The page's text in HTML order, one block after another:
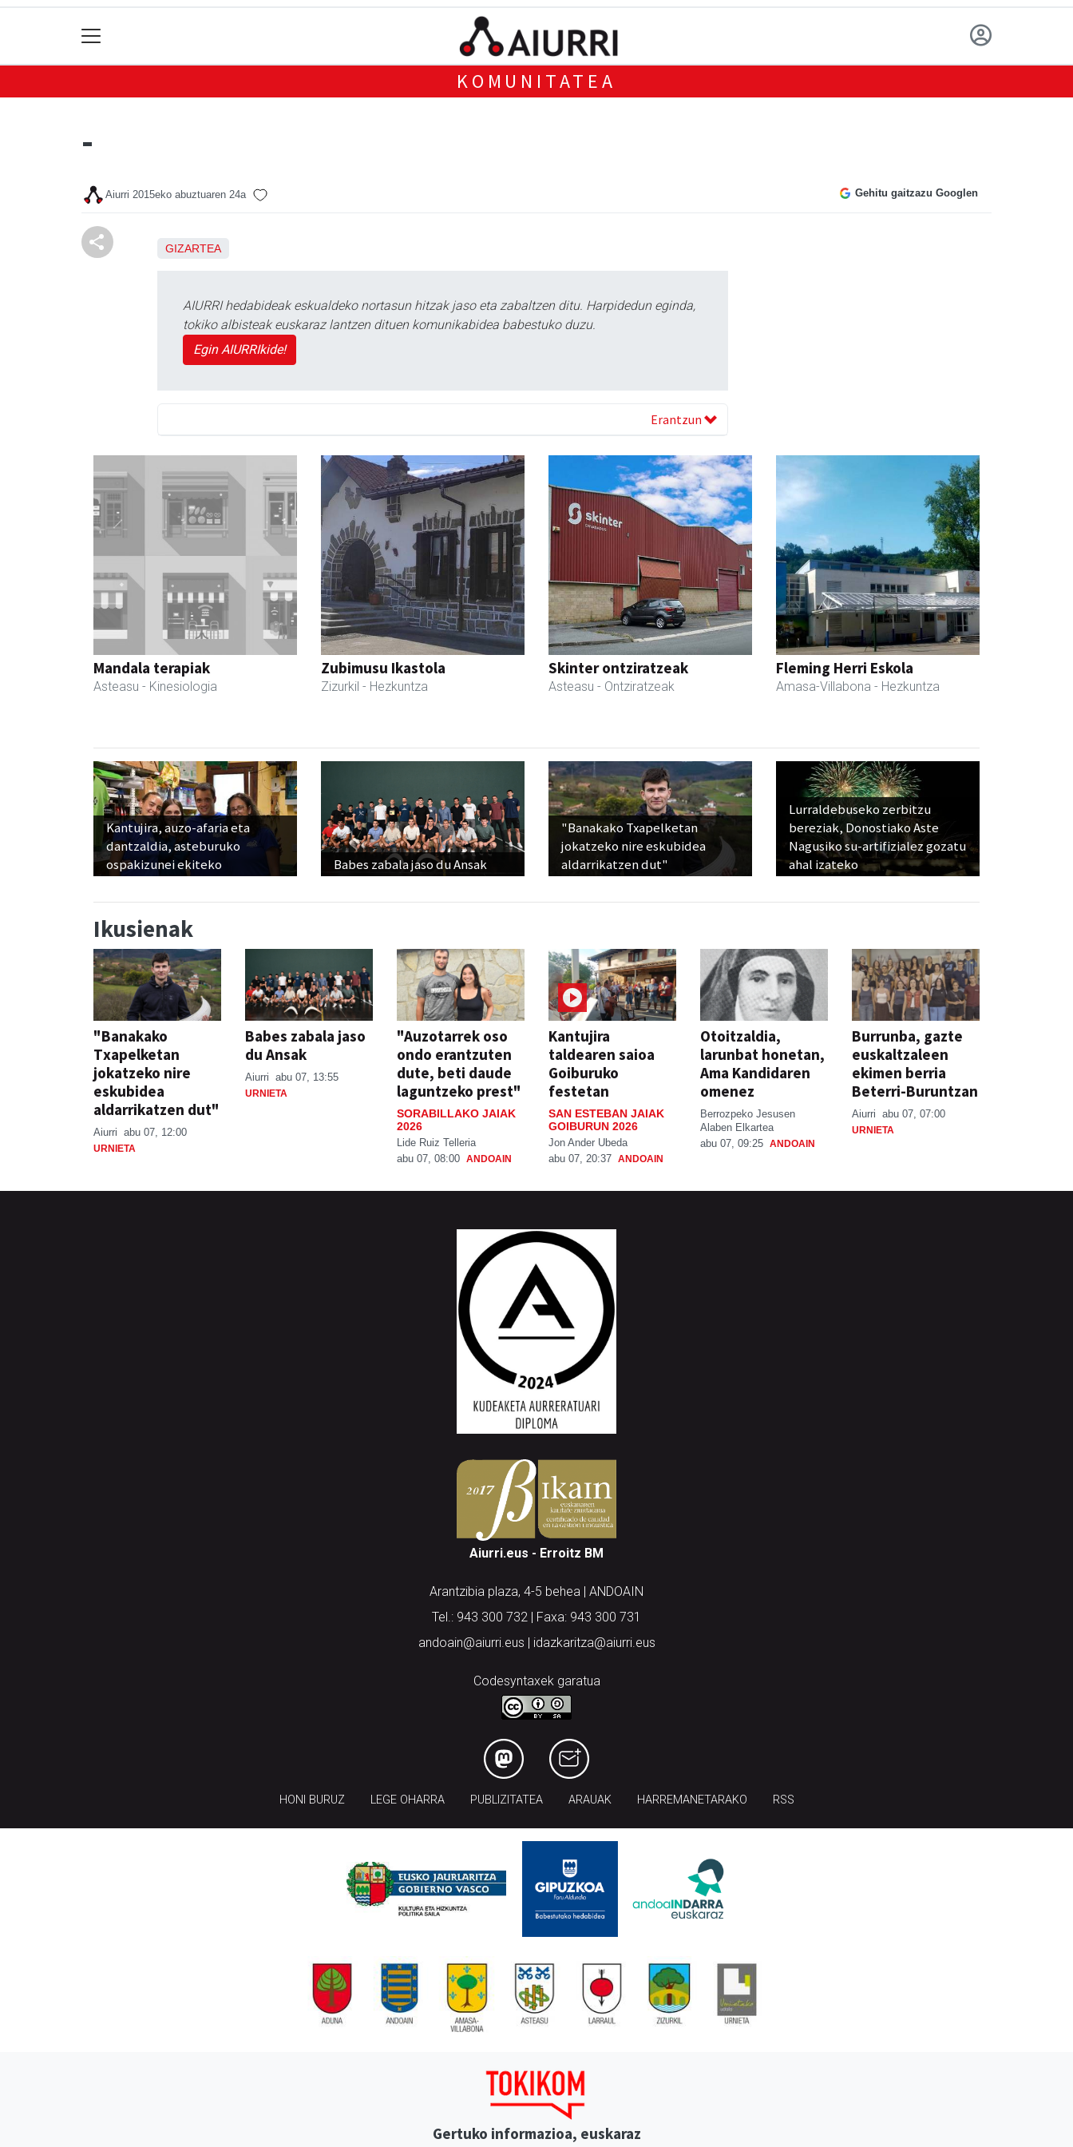
KOMUNITATEA
-
Aiurri 2015eko abuztuaren 24a Gehitu gaitzazu Googlen
GIZARTEA
AIURRI hedabideak eskualdeko nortasun hitzak jaso eta zabaltzen ditu. Harpidedun eginda,
tokiko albisteak euskaraz lantzen dituen komunikabidea babestuko duzu.
Egin AIURRIkide!
Erantzun
Mandala terapiak
Asteasu - Kinesiologia
Zubimusu Ikastola
Zizurkil - Hezkuntza
Skinter ontziratzeak
Asteasu - Ontziratzeak
Fleming Herri Eskola
Amasa-Villabona - Hezkuntza
Kantujira, auzo-afaria eta
dantzaldia, asteburuko
ospakizunei ekiteko
Babes zabala jaso du Ansak
"Banakako Txapelketan
jokatzeko nire eskubidea
aldarrikatzen dut"
Lurraldebuseko zerbitzu
bereziak, Donostiako Aste
Nagusiko su-artifizialez gozatu
ahal izateko
Ikusienak
"Banakako
Txapelketan
jokatzeko nire
eskubidea
aldarrikatzen dut"
Aiurri abu 07, 12:00
URNIETA
Babes zabala jaso
du Ansak
Aiurri abu 07, 13:55
URNIETA
"Auzotarrek oso
ondo erantzuten
dute, beti daude
laguntzeko prest"
SORABILLAKO JAIAK
2026
Lide Ruiz Telleria
abu 07, 08:00 ANDOAIN
Kantujira
taldearen saioa
Goiburuko
festetan
SAN ESTEBAN JAIAK
GOIBURUN 2026
Jon Ander Ubeda
abu 07, 20:37 ANDOAIN
Otoitzaldia,
larunbat honetan,
Ama Kandidaren
omenez
Berrozpeko Jesusen
Alaben Elkartea
abu 07, 09:25 ANDOAIN
Burrunba, gazte
euskaltzaleen
ekimen berria
Beterri-Buruntzan
Aiurri abu 07, 07:00
URNIETA
Aiurri.eus - Erroitz BM
Arantzibia plaza, 4-5 behea | ANDOAIN
Tel.: 943 300 732 | Faxa: 943 300 731
andoain@aiurri.eus | idazkaritza@aiurri.eus
Codesyntaxek garatua
HONI BURUZ LEGE OHARRA PUBLIZITATEA ARAUAK HARREMANETARAKO RSS
Gertuko informazioa, euskaraz